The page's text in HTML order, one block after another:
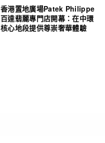
香港置地廣場Patek Philippe
百達翡麗專門店開幕：在中環
核心地段提供尊崇奢華體驗